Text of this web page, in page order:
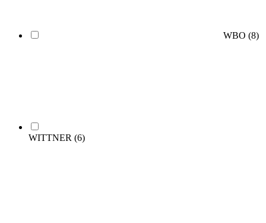
WBO (8)
WITTNER (6)